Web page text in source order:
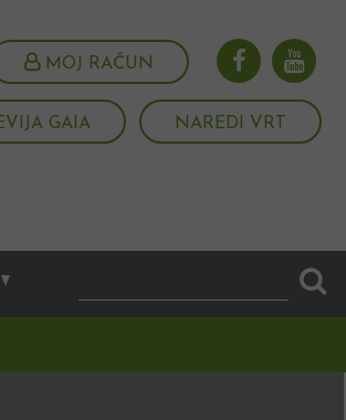
MOJ RAČUN
GAIA NAREDI VRT